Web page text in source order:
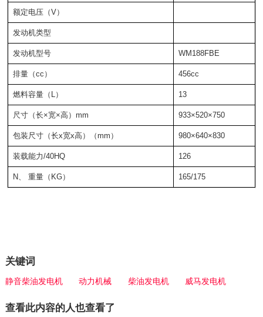
额定电压（V）
发动机类型
发动机型号 WM188FBE
排量（cc） 456cc
燃料容量（L） 13
尺寸（长×宽×高）mm 933×520×750
包装尺寸（长x宽x高）（mm） 980×640×830
装载能力/40HQ 126
N、 重量（KG） 165/175
关键词
静音柴油发电机 动力机械 柴油发电机 威马发电机
查看此内容的人也查看了